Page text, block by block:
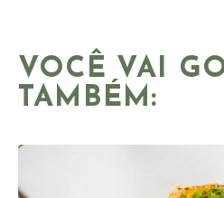
VOCÊ VAI
TAMBÉM: